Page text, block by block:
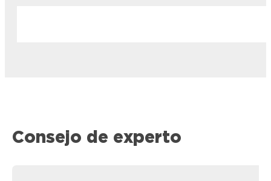
Consejo de experto